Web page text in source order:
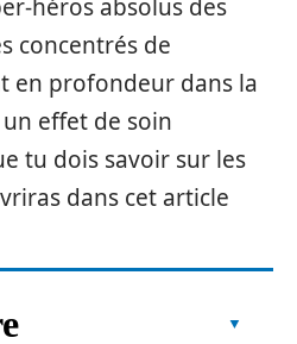
héros absolus des
concentrés de
en profondeur dans la
effet de soin
tu dois savoir sur les
dans cet article